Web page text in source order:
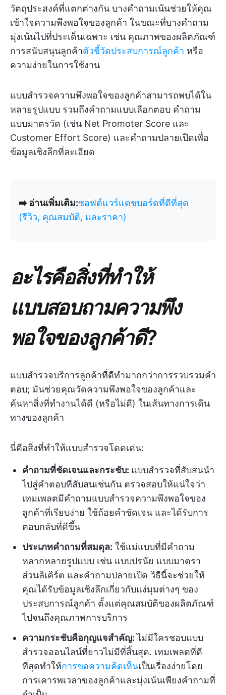
วัตถุประสงค์ที่แตกต่างกัน บางคำถามเน้นช่วยให้คุณ
เข้าใจความพึงพอใจของลูกค้า ในขณะที่บางคำถาม
มุ่งเน้นไปที่ประเด็นเฉพาะ เช่น คุณภาพของผลิตภัณฑ์
การสนับสนุนลูกค้าตัวชี้วัดประสบการณ์ลูกค้า หรือ
ความง่ายในการใช้งาน
แบบสำรวจความพึงพอใจของลูกค้าสามารถพบได้ใน
หลายรูปแบบ รวมถึงคำถามแบบเลือกตอบ คำถาม
แบบมาตรวัด (เช่น Net Promoter Score และ
Customer Effort Score) และคำถามปลายเปิดเพื่อ
ข้อมูลเชิงลึกที่ละเอียด
➡️ อ่านเพิ่มเติม:ซอฟต์แวร์แดชบอร์ดที่ดีที่สุด
(รีวิว, คุณสมบัติ, และราคา)
อะไรคือสิ่งที่ทำให้
แบบสอบถามความพึง
พอใจของลูกค้าดี?
แบบสำรวจบริการลูกค้าที่ดีทำมากกว่าการรวบรวมคำ
ตอบ; มันช่วยคุณวัดความพึงพอใจของลูกค้าและ
ค้นหาสิ่งที่ทำงานได้ดี (หรือไม่ดี) ในเส้นทางการเดิน
ทางของลูกค้า
นี่คือสิ่งที่ทำให้แบบสำรวจโดดเด่น:
คำถามที่ชัดเจนและกระชับ: แบบสำรวจที่สับสนนำ
ไปสู่คำตอบที่สับสนเช่นกัน ตรวจสอบให้แน่ใจว่า
เทมเพลตมีคำถามแบบสำรวจความพึงพอใจของ
ลูกค้าที่เรียบง่าย ใช้ถ้อยคำชัดเจน และได้รับการ
ตอบกลับที่ดีขึ้น
ประเภทคำถามที่สมดุล: ใช้แม่แบบที่มีคำถาม
หลากหลายรูปแบบ เช่น แบบปรนัย แบบมาตรา
ส่วนลิเคิร์ต และคำถามปลายเปิด วิธีนี้จะช่วยให้
คุณได้รับข้อมูลเชิงลึกเกี่ยวกับแง่มุมต่างๆ ของ
ประสบการณ์ลูกค้า ตั้งแต่คุณสมบัติของผลิตภัณฑ์
ไปจนถึงคุณภาพการบริการ
ความกระชับคือกุญแจสำคัญ:ไม่มีใครชอบแบบ
สำรวจออนไลน์ที่ยาวไม่มีที่สิ้นสุด. เทมเพลตที่ดี
ที่สุดทำให้การขอความคิดเห็นเป็นเรื่องง่ายโดย
การเคารพเวลาของลูกค้าและมุ่งเน้นเพียงคำถามที่